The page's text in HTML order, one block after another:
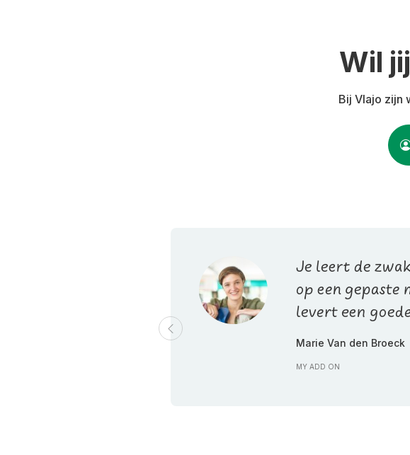
Wil
Bij Vlajo zijn
Je leert de
op een gepaste
levert een
Marie Van den Broeck
MY ADD ON